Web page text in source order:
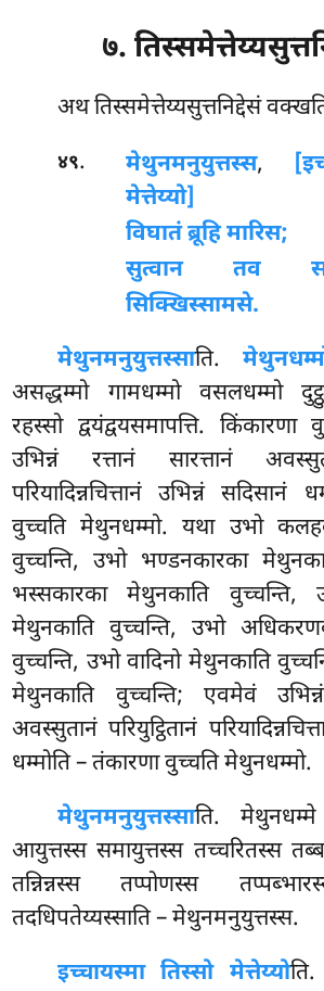
७.
अथतिस्समेत्तेय्यसुत्तनिद्देसं
४९. मेथुनमनुयुत्तस्स,
मेत्तेय्यो]
विघातं ब्रूहि मारिस;
सुत्वान तव
सिक्खिस्सामसे.
मेथुनमनुयुत्तस्साति.
असद्धम्मो गामधम्मो वसलधम्मो
रहस्सो द्वयंद्वयसमापत्ति. किंकारणा
उभिन्नं रत्तानं सारत्तानं
परियादिन्नचित्तानं उभिन्नं सदिसानं
वुच्चति मेथुनधम्मो. यथा उभो
वुच्चन्ति, उभो भण्डनकारका
भस्सकारका मेथुनकाति वुच्चन्ति,
मेथुनकाति वुच्चन्ति, उभो
वुच्चन्ति, उभो वादिनो मेथुनकाति
मेथुनकाति वुच्चन्ति; एवमेवं उभिन्नं
अवस्सुतानं परियुट्ठितानं
धम्मोति – तंकारणा वुच्चति मेथुनधम्मो.
मेथुनमनुयुत्तस्साति. मेथुनधम्मे
आयुत्तस्स समायुत्तस्स तच्चरितस्स
तन्निन्नस्स तप्पोणस्स
तदधिपतेय्यस्साति– मेथुनमनुयुत्तस्स.
इच्चायस्मा तिस्सो मेत्तेय्यो